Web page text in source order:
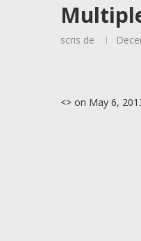
scris de
<> on May 6,